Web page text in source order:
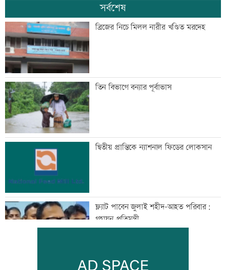
সর্বশেষ
ব্রিজের নিচে মিলল নারীর খণ্ডিত মরদেহ
তিন বিভাগে বন্যার পূর্বাভাস
দ্বিতীয় প্রান্তিকে ন্যাশনাল ফিডের লোকসান
ফ্ল্যাট পাবেন জুলাই শহীদ-আহত পরিবার:
গৃহায়ন প্রতিমন্ত্রী
প্রস্তুতি ম্যাচে অপ্রস্তুত বাংলাদেশ